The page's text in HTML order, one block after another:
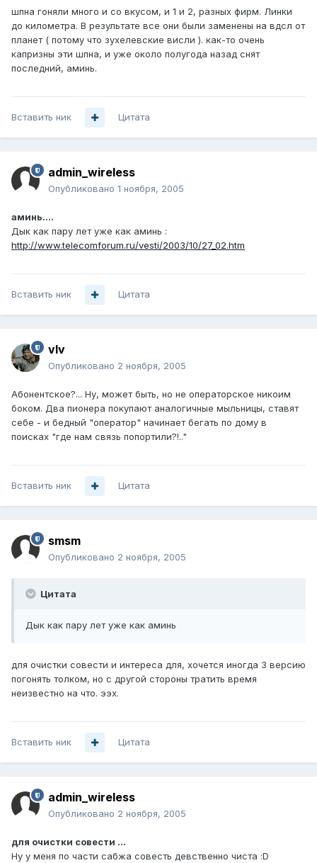
шпна гоняли много и со вкусом, и 1 и 2, разных фирм. Линки
до километра. В результате все они были заменены на вдсл от
планет ( потому что зухелевские висли ). как-то очень
капризны эти шпна, и уже около полугода назад снят
последний, аминь.
Вставить ник Цитата
admin_wireless
Опубликовано 1 ноября, 2005
аминь....
Дык как пару лет уже как аминь :
http://www.telecomforum.ru/vesti/2003/10/27_02.htm
Вставить ник Цитата
vIv
Опубликовано 2 ноября, 2005
Абонентское?... Ну, может быть, но не операторское никоим
боком. Два пионера покупают аналогичные мыльницы, ставят
себе - и бедный "оператор" начинает бегать по дому в
поисках "где нам связь попортили?!.."
Вставить ник Цитата
smsm
Опубликовано 2 ноября, 2005
Цитата
Дык как пару лет уже как аминь
для очистки совести и интереса для, хочется иногда 3 версию
погонять толком, но с другой стороны тратить время
неизвестно на что. ээх.
Вставить ник Цитата
admin_wireless
Опубликовано 2 ноября, 2005
для очистки совести ...
Ну у меня по части сабжа совесть девственно чиста :D